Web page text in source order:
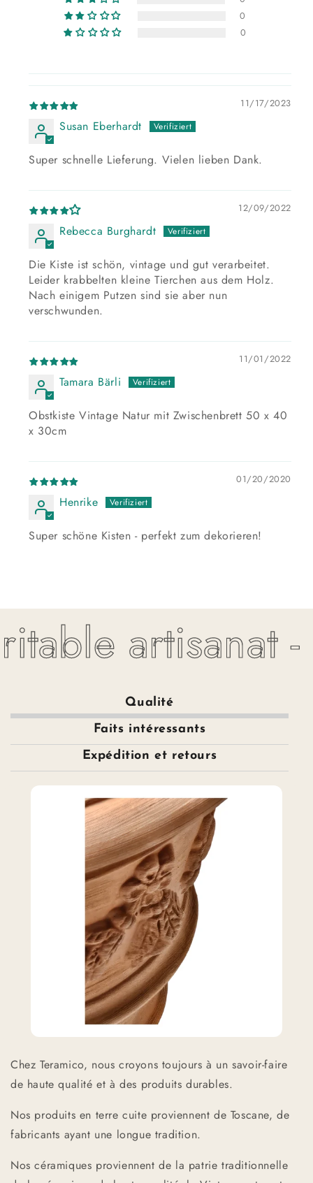
0
0
11/17/2023
Susan Eberhardt
Super schnelle Lieferung. Vielen lieben Dank.
12/09/2022
Rebecca Burghardt
Die Kiste ist schön, vintage und gut verarbeitet.
Leider krabbelten kleine Tierchen aus dem Holz.
Nach einigem Putzen sind sie aber nun
verschwunden.
11/01/2022
Tamara Bärli
Obstkiste Vintage Natur mit Zwischenbrett 50 x 40
x 30cm
01/20/2020
Henrike
Super schöne Kisten - perfekt zum dekorieren!
artisanat -
Qualité
Faits intéressants
Expédition et retours
Chez Teramico, nous croyons toujours à un savoir-faire
de haute qualité et à des produits durables.
Nos produits en terre cuite proviennent de Toscane, de
fabricants ayant une longue tradition.
Nos céramiques proviennent de la patrie traditionnelle